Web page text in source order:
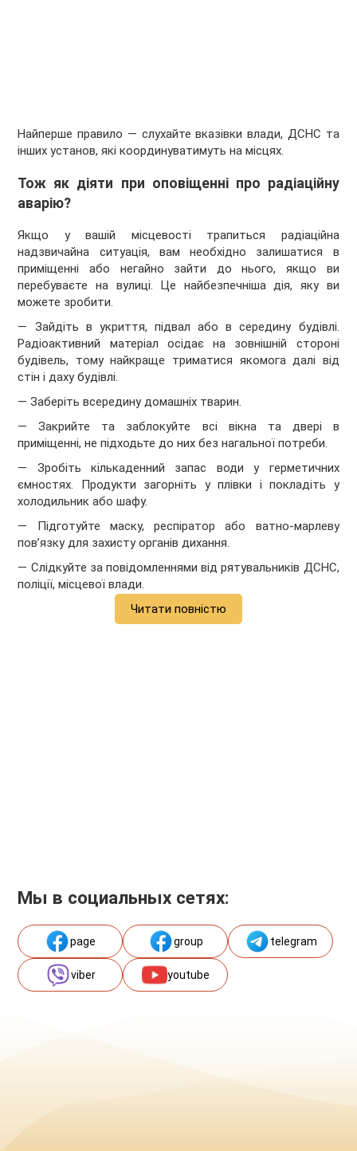
Найперше правило — слухайте вказівки влади, ДСНС та
інших установ, які координуватимуть на місцях.
Тож як діяти при оповіщенні про радіаційну
аварію?
Якщо у вашій місцевості трапиться радіаційна
надзвичайна ситуація, вам необхідно залишатися в
приміщенні або негайно зайти до нього, якщо ви
перебуваєте на вулиці. Це найбезпечніша дія, яку ви
можете зробити.
— Зайдіть в укриття, підвал або в середину будівлі.
Радіоактивний матеріал осідає на зовнішній стороні
будівель, тому найкраще триматися якомога далі від
стін і даху будівлі.
— Заберіть всередину домашніх тварин.
— Закрийте та заблокуйте всі вікна та двері в
приміщенні, не підходьте до них без нагальної потреби.
— Зробіть кількаденний запас води у герметичних
ємностях. Продукти загорніть у плівки і покладіть у
холодильник або шафу.
— Підготуйте маску, респіратор або ватно-марлеву
пов’язку для захисту органів дихання.
— Слідкуйте за повідомленнями від рятувальників ДСНС,
поліції, місцевої влади.
Читати повністю
Мы в социальных сетях:
page group telegram
viber youtube